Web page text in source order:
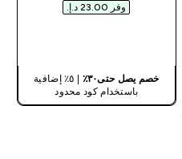
وفر ‏23.00 د.إ.‏‎
خصم يصل حتى٣٠٪
| ٥٪ إضافية
باستخدام كود محدود